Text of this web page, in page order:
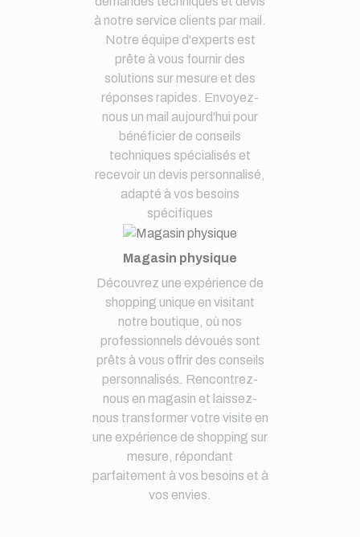
à notre service clients par mail.
Notre équipe d'experts est
prête à vous fournir des
solutions sur mesure et des
réponses rapides. Envoyez-
nous un mail aujourd'hui pour
bénéficier de conseils
techniques spécialisés et
recevoir un devis personnalisé,
adapté à vos besoins
spécifiques
Magasin physique
Découvrez une expérience de
shopping unique en visitant
notre boutique, où nos
professionnels dévoués sont
prêts à vous offrir des conseils
personnalisés. Rencontrez-
nous en magasin et laissez-
nous transformer votre visite en
une expérience de shopping sur
mesure, répondant
parfaitement à vos besoins et à
vos envies.